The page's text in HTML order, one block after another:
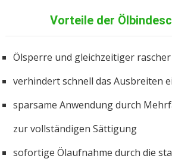
Vorteile der
Ölsperre und gleichzeitiger
verhindert schnell das Ausbreiten
sparsame Anwendung durch
zur vollständigen Sättigung
sofortige Ölaufnahme durch die